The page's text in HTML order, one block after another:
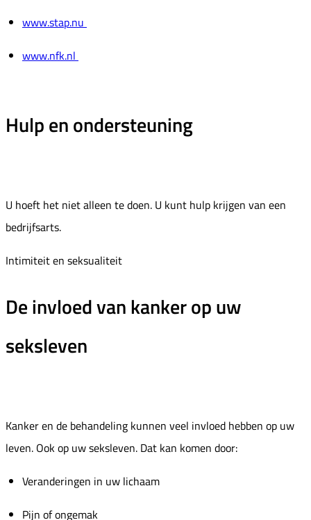
www.stap.nu
www.nfk.nl
Hulp en ondersteuning
U hoeft het niet alleen te doen. U kunt hulp krijgen van een
bedrijfsarts.
Intimiteit en seksualiteit
De invloed van kanker op uw
seksleven
Kanker en de behandeling kunnen veel invloed hebben op uw
leven. Ook op uw seksleven. Dat kan komen door:
Veranderingen in uw lichaam
Pijn of ongemak